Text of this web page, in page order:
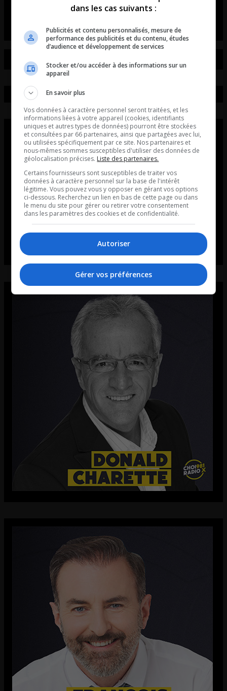
Maurais Live - Intégral du 07-08-2026
dans les cas suivants :
Publicités et contenu personnalisés, mesure de
performance des publicités et du contenu, études
d’audience et développement de services
Stocker et/ou accéder à des informations sur un
appareil
En savoir plus
Vos données à caractère personnel seront traitées, et les
informations liées à votre appareil (cookies, identifiants
uniques et autres types de données) pourront être stockées
et consultées par 66 partenaires, ainsi que partagées avec lui,
ou utilisées spécifiquement par ce site. Nos partenaires et
nous-mêmes sommes susceptibles d'utiliser des données de
géolocalisation précises. Liste des partenaires.
Certains fournisseurs sont susceptibles de traiter vos
données à caractère personnel sur la base de l'intérêt
légitime. Vous pouvez vous y opposer en gérant vos options
ci-dessous. Recherchez un lien en bas de cette page ou dans
le menu du site pour gérer ou retirer votre consentement
dans les paramètres des cookies et de confidentialité.
Autoriser
Gérer vos préférences